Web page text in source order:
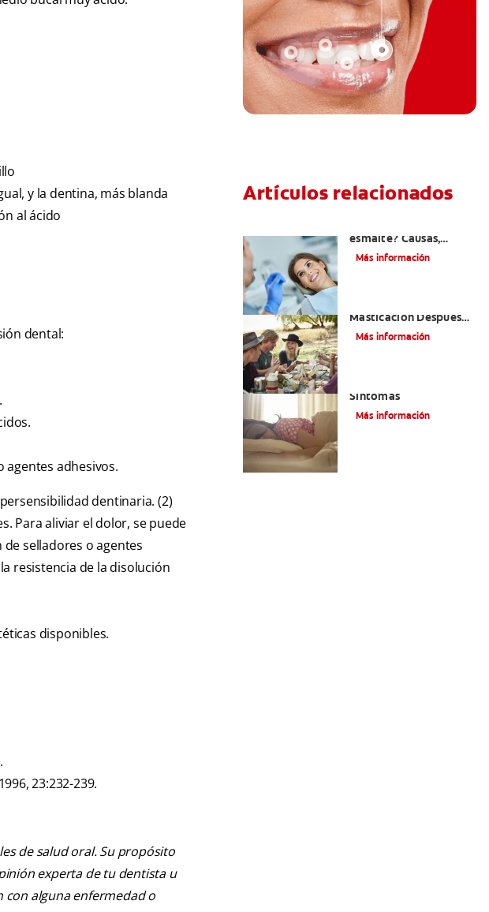
y la dentina, más blanda
al ácido
dental:
adhesivos.
dentinaria. (2)
Para aliviar el dolor, se puede
selladores o agentes
resistencia de la disolución
disponibles.
23:232-239.
de salud oral. Su propósito
experta de tu dentista u
con alguna enfermedad o
Artículos relacionados
esmalte? Causas,
diagnóstico y
Más información
Masticación Después
De Una Restauración
Más información
Síntomas
Más información